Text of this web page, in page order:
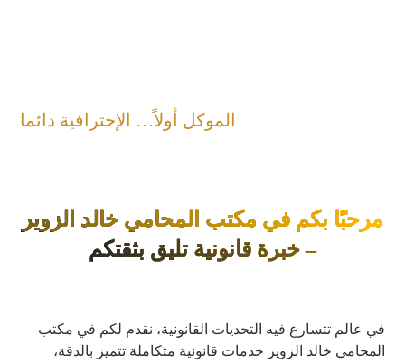
الموكل أولاً… الإحترافية دائما
مرحبًا بكم في مكتب المحامي خالد الزوير
– خبرة قانونية تليق بثقتكم
في عالم تتسارع فيه التحديات القانونية، نقدم لكم في مكتب
المحامي خالد الزوير خدمات قانونية متكاملة تتميز بالدقة،